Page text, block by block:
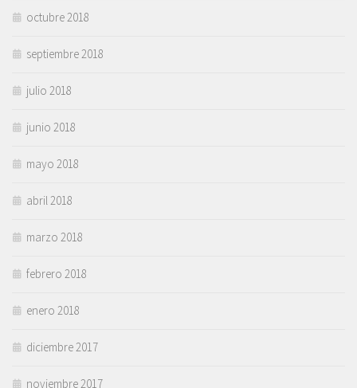
octubre 2018
septiembre 2018
julio 2018
junio 2018
mayo 2018
abril 2018
marzo 2018
febrero 2018
enero 2018
diciembre 2017
noviembre 2017